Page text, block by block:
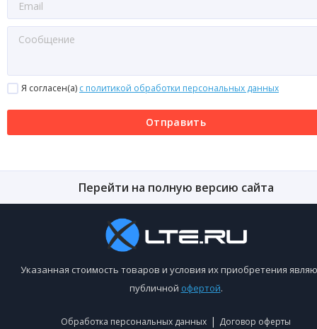
Я согласен(a) с политикой обработки персональных данных
Отправить
Перейти на полную версию сайта
Указанная стоимость товаров и условия их приобретения
публичной офертой.
Обработка персональных данных | Договор оферты